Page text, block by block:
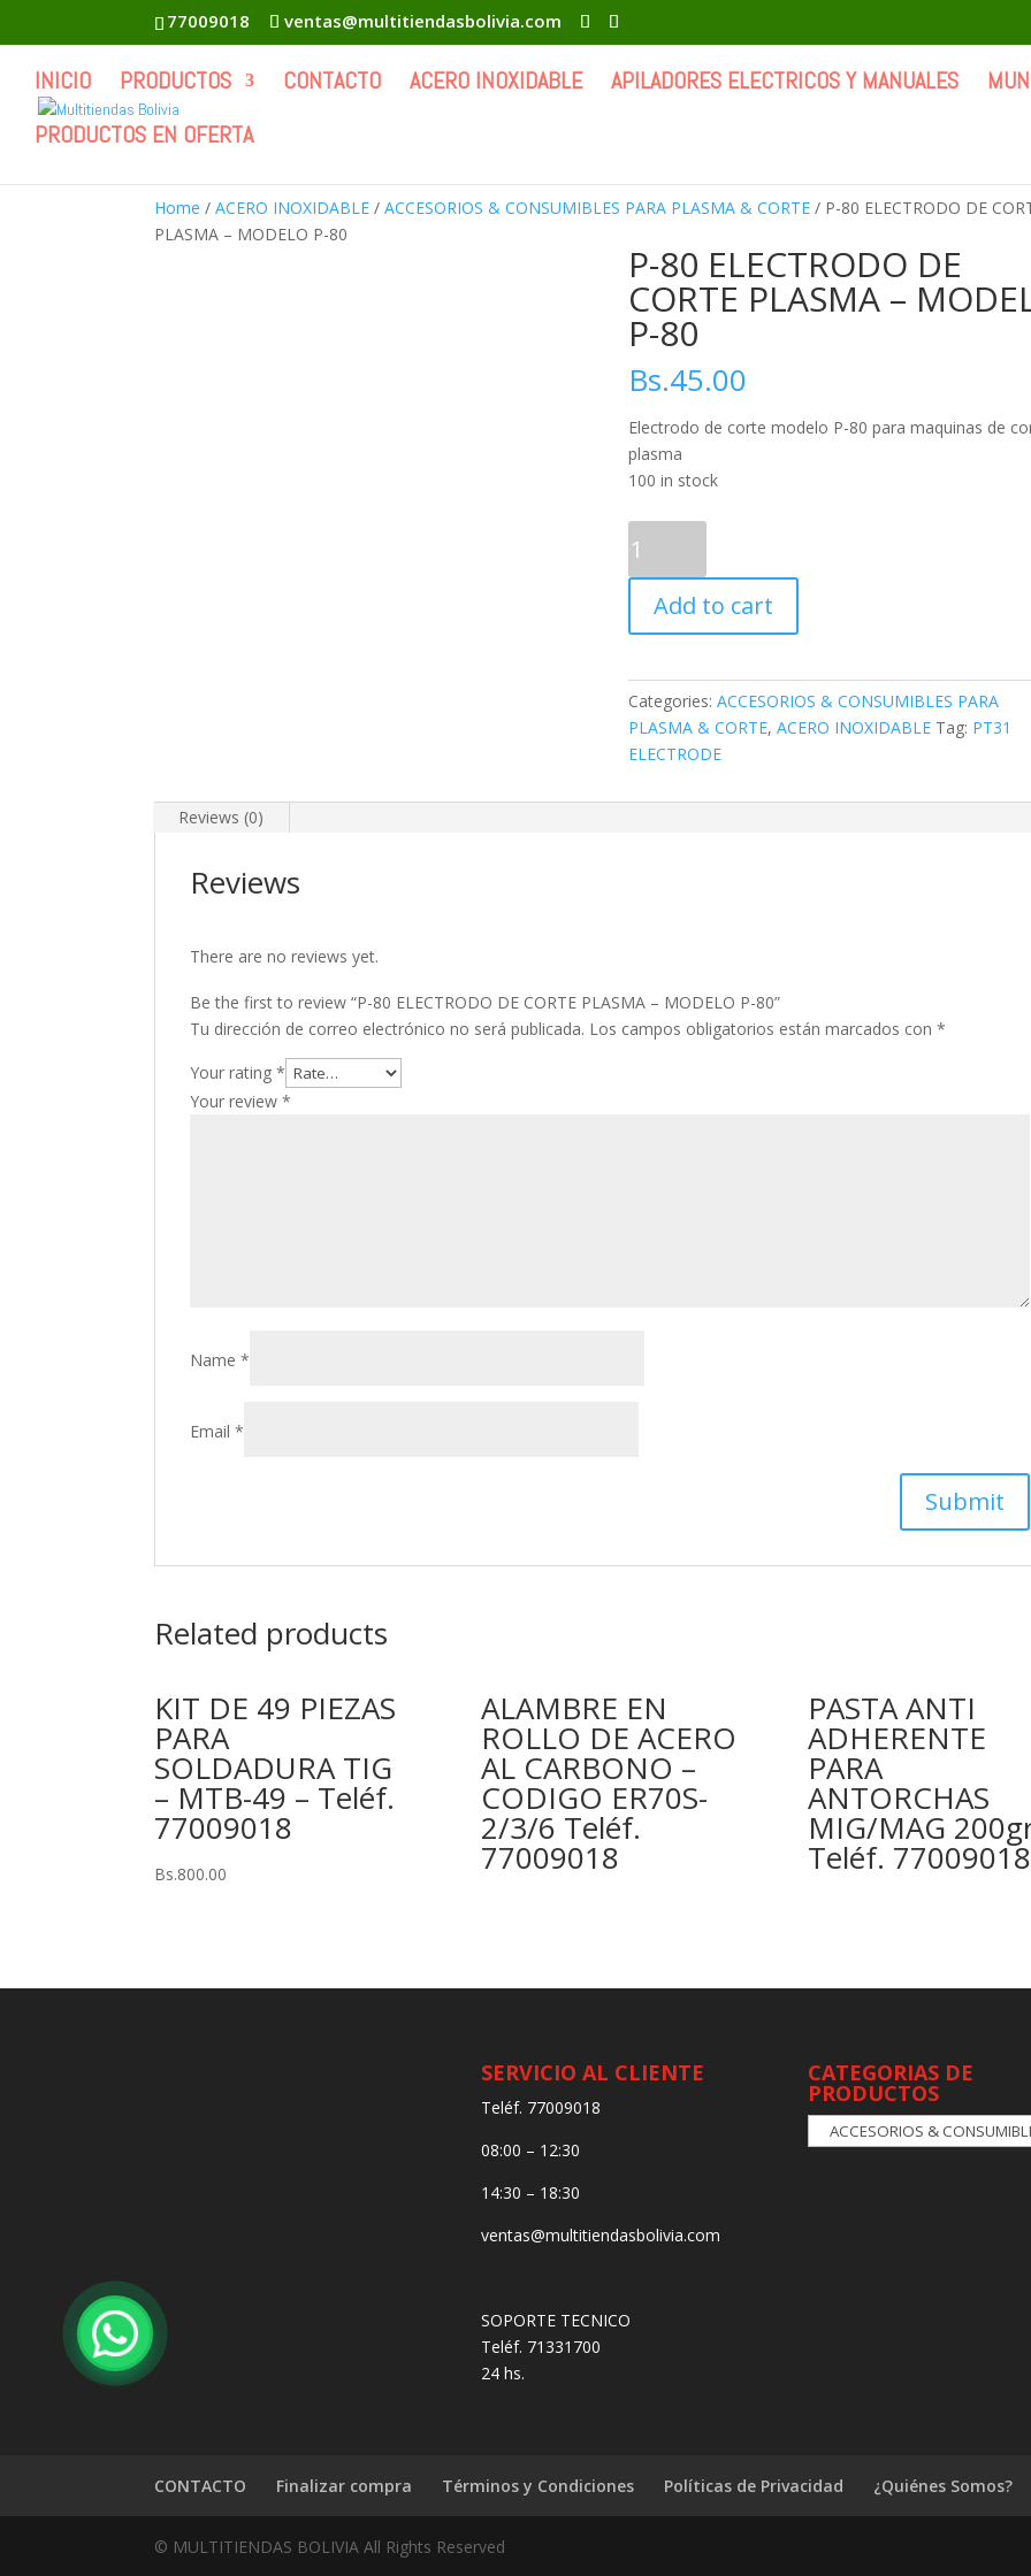
77009018 ventas@multitiendasbolivia.com
INICIO PRODUCTOS CONTACTO ACERO INOXIDABLE APILADORES ELECTRICOS Y MANUALES
PRODUCTOS EN OFERTA
Home /ACERO INOXIDABLE /ACCESORIOS & CONSUMIBLES PARA PLASMA & CORTE / P-80 ELECTRODO DE
PLASMA – MODELO P-80
P-80 ELECTRODO DE
CORTE PLASMA –
P-80
Bs.45.00
Electrodo de corte modelo P-80 para maquinas de
plasma
100 in stock
80
ELECTRODO
CORTE
-
MODELO
P-
quantity
Add to cart
Categories:ACCESORIOS & CONSUMIBLES PARA
PLASMA & CORTE,ACERO INOXIDABLE Tag: PT31
ELECTRODE
Reviews (0)
Reviews
There are no reviews yet.
Be the first to review “P-80 ELECTRODO DE CORTE PLASMA – MODELO P-80”
Tu dirección de correo electrónico no será publicada. Los campos obligatorios están marcados con*
Your rating*
Your review*
Name*
Email*
Related products
KIT DE 49 PIEZAS
PARA
SOLDADURA TIG
– MTB-49 – Teléf.
77009018
Bs.800.00
ALAMBRE EN
ROLLO DE ACERO
AL CARBONO –
CODIGO ER70S-
2/3/6 Teléf.
77009018
PASTA ANTI
ADHERENTE
PARA
ANTORCHAS
MIG/MAG
Teléf. 77009018
SERVICIO AL CLIENTE
Teléf. 77009018
08:00 – 12:30
14:30 – 18:30
ventas@multitiendasbolivia.com
SOPORTE TECNICO
Teléf. 71331700
24 hs.
CATEGORIAS DE
PRODUCTOS
CONTACTO Finalizar compra Términos y Condiciones Políticas de Privacidad ¿Quiénes Somos?
© MULTITIENDAS BOLIVIA All Rights Reserved